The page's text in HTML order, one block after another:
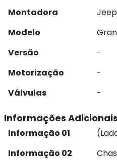
Montadora
Jeep
Modelo
Versão
-
Motorização
-
Válvulas
-
Informações Adicionais
Informação 01
Informação 02